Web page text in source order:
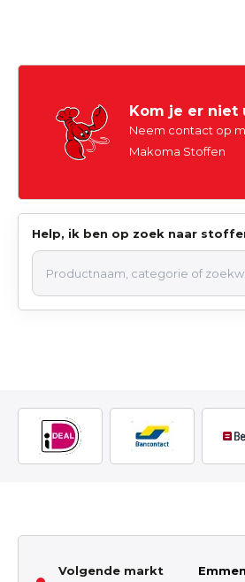
Kom je er niet
Neem contact op
Makoma Stoffen
Help, ik ben op zoek naar
Volgende markt
Emmen